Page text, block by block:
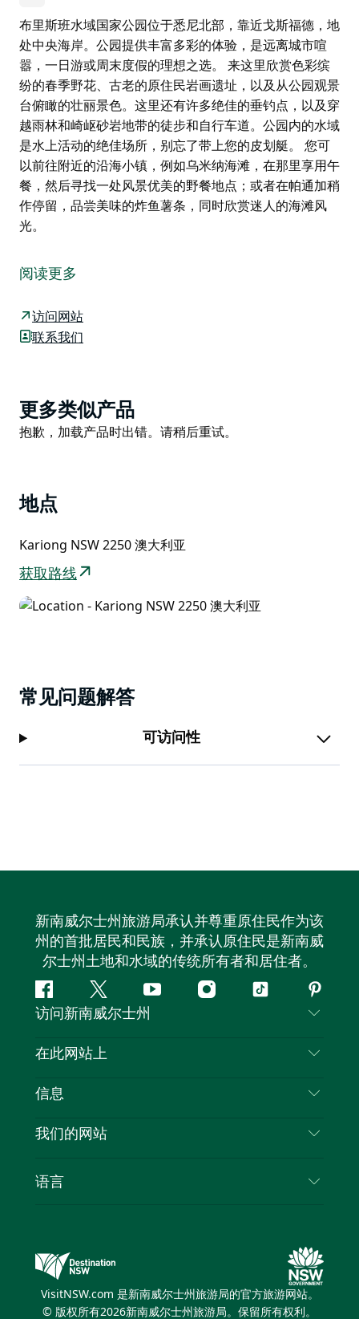
布里斯班水域国家公园位于悉尼北部，靠近戈斯福德，地
处中央海岸。公园提供丰富多彩的体验，是远离城市喧
嚣，一日游或周末度假的理想之选。 来这里欣赏色彩缤
纷的春季野花、古老的原住民岩画遗址，以及从公园观景
台俯瞰的壮丽景色。这里还有许多绝佳的垂钓点，以及穿
越雨林和崎岖砂岩地带的徒步和自行车道。公园内的水域
是水上活动的绝佳场所，别忘了带上您的皮划艇。 您可
以前往附近的沿海小镇，例如乌米纳海滩，在那里享用午
餐，然后寻找一处风景优美的野餐地点；或者在帕通加稍
作停留，品尝美味的炸鱼薯条，同时欣赏迷人的海滩风
光。
处中央海岸。公园提供丰富多彩的体验，是远离城市喧
嚣，一日游或周末度假的理想之选。
来这里欣赏色彩缤纷的春季野花、古老的原住民岩画遗
址，以及从公园观景台俯瞰的壮丽景色。这里还有许多绝
您可以前往附近的沿海小镇，例如乌米纳海滩，在那里享
用午餐，然后寻找一处风景优美的野餐地点；或者在帕通
阅读更多
访问网站
联系我们
Product
List
更多类似产品
Product
抱歉，加载产品时出错。请稍后重试。
地点
Kariong NSW 2250 澳大利亚
获取路线
常见问题解答
可访问性
新南威尔士州旅游局承认并尊重原住民作为该
州的首批居民和民族，并承认原住民是新南威
尔士州土地和水域的传统所有者和居住者。
Facebook叽
叽
喳
YouTubeInstagram
抖
访问新南威尔士州
联系我们
隐私
Cookie 通知
在此网站上
目的地
新南威尔士州公路旅行
活动
信息
旅行信息
新南威尔士州的商业
我们的网站
新南威尔士州旅游局媒体中心
缤纷悉尼灯光音乐节
语言
VisitNSW.com 是新南威尔士州旅游局的官方旅游网站。
© 版权所有2026新南威尔士州旅游局。保留所有权利。